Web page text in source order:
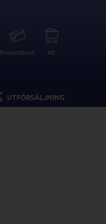
Presentkort €0
UTFÖRSÄLJNING